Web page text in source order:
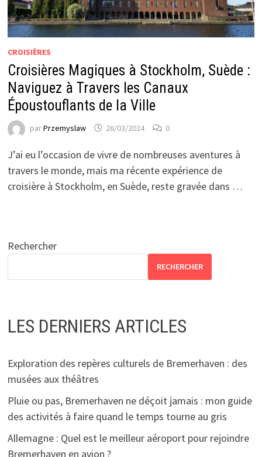
CROISIÈRES
Croisières Magiques à Stockholm, Suède :
Naviguez à Travers les Canaux
Époustouflants de la Ville
parPrzemyslaw 26/03/2024 0
J’ai eu l’occasion de vivre de nombreuses aventures à
travers le monde, mais ma récente expérience de
croisière à Stockholm, en Suède, reste gravée dans …
Rechercher
RECHERCHER
LES DERNIERS ARTICLES
Exploration des repères culturels de Bremerhaven : des
musées aux théâtres
Pluie ou pas, Bremerhaven ne déçoit jamais : mon guide
des activités à faire quand le temps tourne au gris
Allemagne : Quel est le meilleur aéroport pour rejoindre
Bremerhaven en avion ?